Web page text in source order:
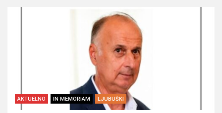
AKTUELNO IN MEMORIAM LJUBUŠKI